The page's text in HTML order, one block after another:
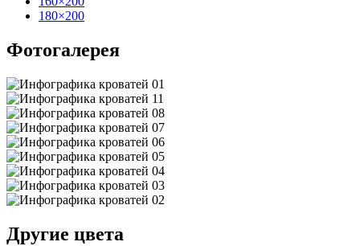
180×200
Фотогалерея
Другие цвета